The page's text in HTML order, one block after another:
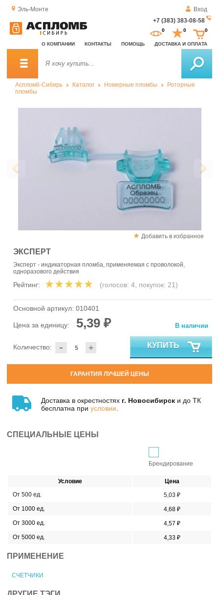
Эль-Монте
Вход
+7 (383) 383-08-58
О КОМПАНИИ КОНТАКТЫ ПОМОЩЬ ДОСТАВКА И ОПЛАТА
0 0 0
Аспломб-Сибирь Каталог Номерные пломбы
Роторные
пломбы
Добавить в избранное
ЭКСПЕРТ
Эксперт - индикаторная пломба, применяемая с проволокой,
одноразового действия
Рейтинг: (голосов: 4, покупок: 21)
Основной артикул: 010401
Цена за единицу: 5,39 ₽
- +
Количество:
В наличии
КУПИТЬ
ГАРАНТИЯ ЛУЧШЕЙ ЦЕНЫ
Доставка в окрестностях г. Новосибирск и до ТК
бесплатна при условии
СПЕЦИАЛЬНЫЕ ЦЕНЫ
Брендирование
Условие
Цена
От 500 ед.
5,03 ₽
От 1000 ед.
4,68 ₽
От 3000 ед.
4,57 ₽
От 5000 ед.
4,33 ₽
ПРИМЕНЕНИЕ
СЧЕТЧИКИ